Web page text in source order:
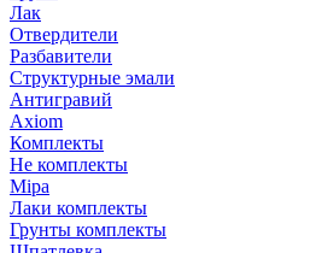
Лак
Отвердители
Разбавители
Структурные эмали
Антигравий
Axiom
Комплекты
Не комплекты
Mipa
Лаки комплекты
Грунты комплекты